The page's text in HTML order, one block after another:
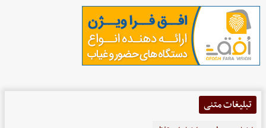
تبلیغات متنی